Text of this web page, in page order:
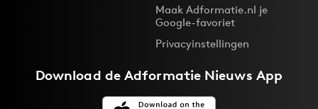
Maak Adformatie.nl je
Google-favoriet
Privacyinstellingen
Download deAdformatie Nieuws App